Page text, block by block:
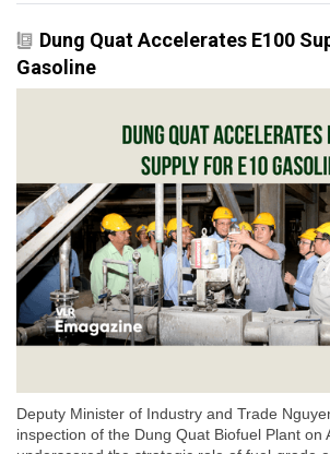
Dung Quat Accelerates E100
Gasoline
Deputy Minister of Industry and Trade
inspection of the Dung Quat Biofuel Plant on